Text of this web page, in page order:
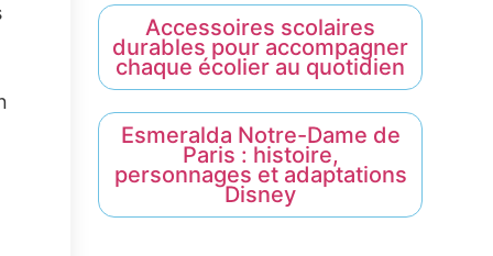
Accessoires scolaires
durables pour accompagner
chaque écolier au quotidien
Esmeralda Notre-Dame de
Paris : histoire,
personnages et adaptations
Disney